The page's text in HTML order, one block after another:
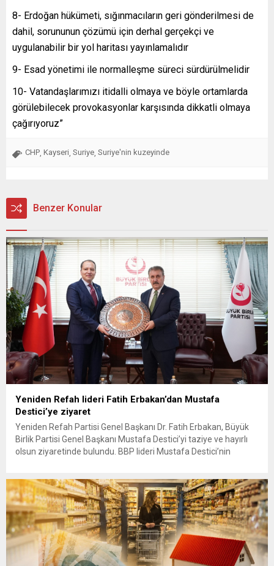
8- Erdoğan hükümeti, sığınmacıların geri gönderilmesi de
dahil, sorununun çözümü için derhal gerçekçi ve
uygulanabilir bir yol haritası yayınlamalıdır
9- Esad yönetimi ile normalleşme süreci sürdürülmelidir
10- Vatandaşlarımızı itidalli olmaya ve böyle ortamlarda
görülebilecek provokasyonlar karşısında dikkatli olmaya
çağırıyoruz”
CHP Kayseri Suriye Suriye'nin kuzeyinde
Benzer Konular
Yeniden Refah lideri Fatih Erbakan’dan Mustafa
Destici’ye ziyaret
Yeniden Refah Partisi Genel Başkanı Dr. Fatih Erbakan, Büyük
Birlik Partisi Genel Başkanı Mustafa Destici’yi taziye ve hayırlı
olsun ziyaretinde bulundu. BBP lideri Mustafa Destici’nin
başkan seçilmesi nedeniyle hayırlı olsun ziyaretinde bulunan
Erbakan’a, Genel Başkan Yardımcıları...